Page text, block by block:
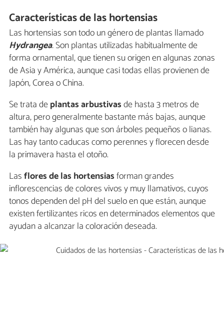
Características de las hortensias
Las hortensias son todo un género de plantas llamado
Hydrangea.Son plantas utilizadas habitualmente de
forma ornamental, que tienen su origen en algunas zonas
de Asia y América, aunque casi todas ellas provienen de
Japón, Corea o China.
Se trata deplantas arbustivasde hasta 3 metros de
altura, pero generalmente bastante más bajas, aunque
también hay algunas que son árboles pequeños o lianas.
Las hay tanto caducas como perennes y florecen desde
la primavera hasta el otoño.
Lasflores de las hortensiasforman grandes
inflorescencias de colores vivos y muy llamativos, cuyos
tonos dependen del pH del suelo en que están, aunque
existen fertilizantes ricos en determinados elementos que
ayudan a alcanzar la coloración deseada.